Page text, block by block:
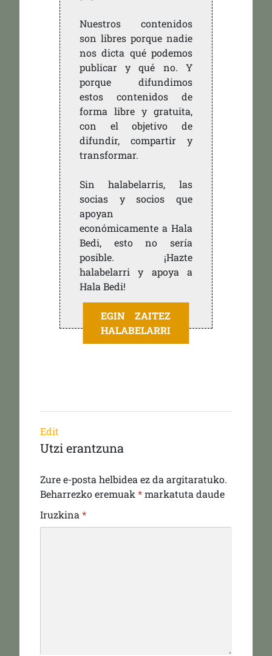
Nuestros contenidos
son libres porque nadie
nos dicta qué podemos
publicar y qué no. Y
porque difundimos
estos contenidos de
forma libre y gratuita,
con el objetivo de
difundir, compartir y
transformar.
Sin halabelarris, las
socias y socios que
apoyan
económicamente a Hala
Bedi, esto no sería
posible. ¡Hazte
halabelarri y apoya a
Hala Bedi!
EGIN ZAITEZ
HALABELARRI
Edit
Utzi erantzuna
Zure e-posta helbidea ez da argitaratuko.
Beharrezko eremuak *markatuta daude
Iruzkina *